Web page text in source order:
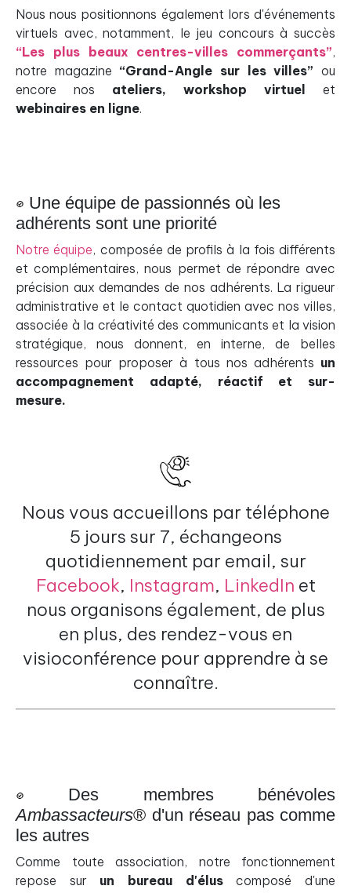
Nous nous positionnons également lors d'événements
virtuels avec, notamment, le jeu concours à succès
“Les plus beaux centres-villes commerçants”,
notre magazine “Grand-Angle sur les villes”ou
encore nos ateliers, workshop virtuel et
webinaires en ligne.
Une équipe de passionnés où les
adhérents sont une priorité
Notre équipe, composée de profils à la fois différents
et complémentaires, nous permet de répondre avec
précision aux demandes de nos adhérents. La rigueur
administrative et le contact quotidien avec nos villes,
associée à la créativité des communicants et la vision
stratégique, nous donnent, en interne, de belles
ressources pour proposer à tous nos adhérents un
accompagnement adapté, réactif et sur-
mesure.
Nous vous accueillons par téléphone
5 jours sur 7, échangeons
quotidiennement par email, sur
Facebook, Instagram, LinkedIn et
nous organisons également, de plus
en plus, des rendez-vous en
visioconférence pour apprendre à se
connaître.
Des membres bénévoles
Ambassacteurs® d'un réseau pas comme
les autres
Comme toute association, notre fonctionnement
repose sur un bureau d'éluscomposé d'une